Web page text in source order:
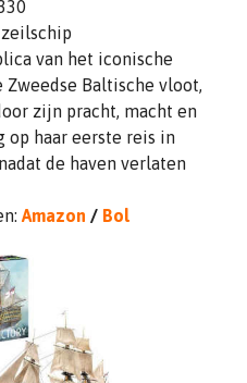
van het iconische
Zweedse Baltische vloot,
zijn pracht, macht en
op haar eerste reis in
de haven verlaten
Amazon / Bol